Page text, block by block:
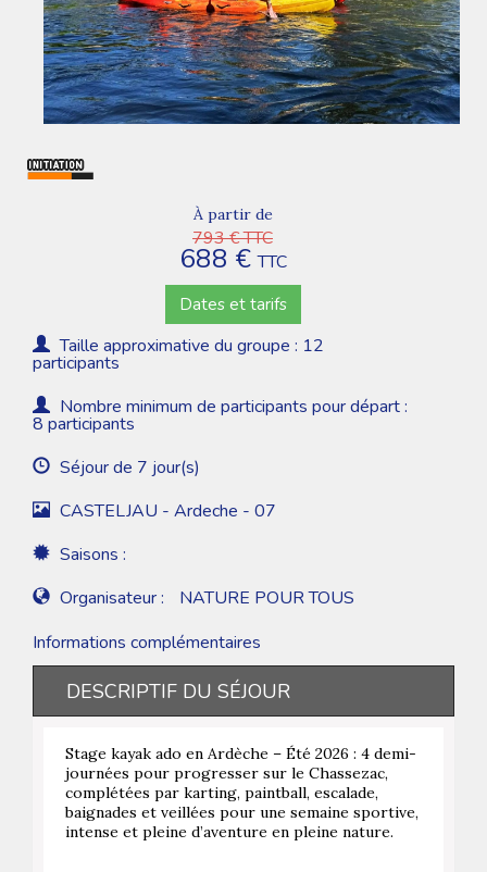
À partir de
793 € TTC
688 €TTC
Dates et tarifs
Taille approximative du groupe : 12
participants
Nombre minimum de participants pour départ :
8 participants
Séjour de 7 jour(s)
CASTELJAU - Ardeche - 07
Saisons :
Organisateur :
NATURE POUR TOUS
Informations complémentaires
DESCRIPTIF DU SÉJOUR
Stage kayak ado en Ardèche – Été 2026 : 4 demi-
journées pour progresser sur le Chassezac,
complétées par karting, paintball, escalade,
baignades et veillées pour une semaine sportive,
intense et pleine d’aventure en pleine nature.